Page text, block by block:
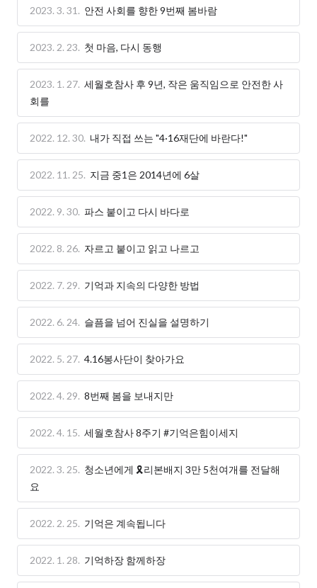
2023. 3. 31. 안전 사회를 향한 9번째 봄바람
2023. 2. 23. 첫 마음, 다시 동행
2023. 1. 27. 세월호참사 후 9년, 작은 움직임으로 안전한 사
회를
2022. 12. 30. 내가 직접 쓰는 "4·16재단에 바란다!"
2022. 11. 25. 지금 중1은 2014년에 6살
2022. 9. 30. 파스 붙이고 다시 바다로
2022. 8. 26. 자르고 붙이고 읽고 나르고
2022. 7. 29. 기억과 지속의 다양한 방법
2022. 6. 24. 슬픔을 넘어 진실을 설명하기
2022. 5. 27. 4.16봉사단이 찾아가요
2022. 4. 29. 8번째 봄을 보내지만
2022. 4. 15. 세월호참사 8주기 #기억은힘이세지
2022. 3. 25. 청소년에게 🎗리본배지 3만 5천여개를 전달해
요
2022. 2. 25. 기억은 계속됩니다
2022. 1. 28. 기억하장 함께하장